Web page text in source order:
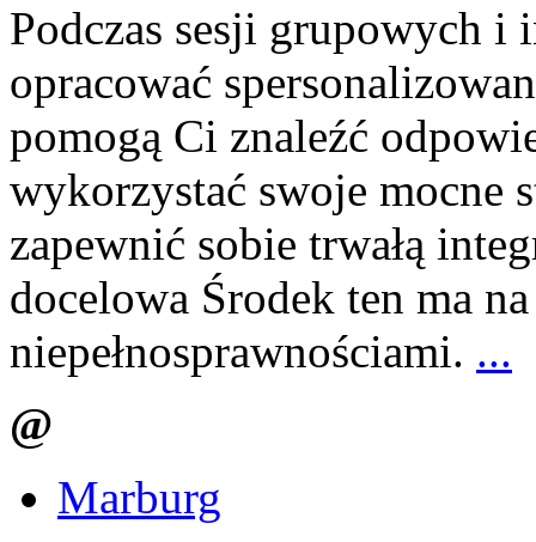
Podczas sesji grupowych
opracować
pomogą Ci znaleźć
wykorzystać swoje mocne
zapewnić sobie trwałą
docelowa Środek ten ma
niepełnosprawnościami. ...
@
Marburg